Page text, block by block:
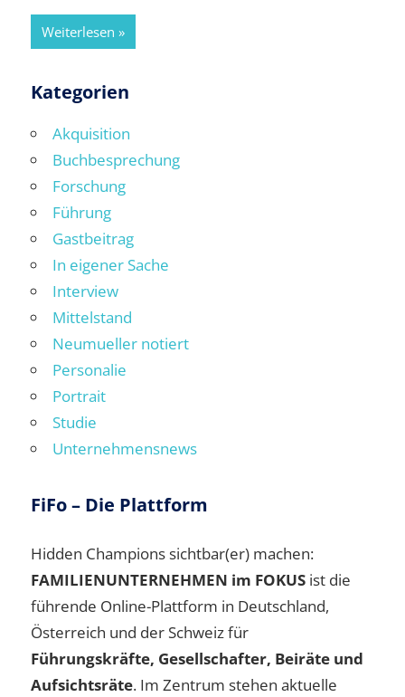
Weiterlesen
Kategorien
Akquisition
Buchbesprechung
Forschung
Führung
Gastbeitrag
In eigener Sache
Interview
Mittelstand
Neumueller notiert
Personalie
Portrait
Studie
Unternehmensnews
FiFo – Die Plattform
Hidden Champions sichtbar(er) machen:
FAMILIENUNTERNEHMEN im FOKUS ist die
führende Online-Plattform in Deutschland,
Österreich und der Schweiz für
Führungskräfte, Gesellschafter, Beiräte und
Aufsichtsräte. Im Zentrum stehen aktuelle